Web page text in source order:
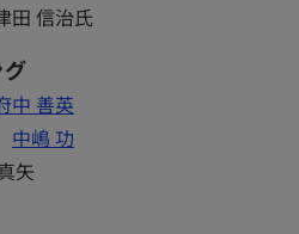
信治氏
中 善英
中嶋 功
矢